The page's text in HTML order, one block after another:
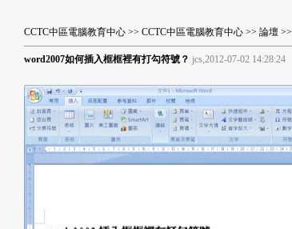
CCTC中區電腦教育中心 >> CCTC中區電腦教育中心 >> 論壇 >>
word2007如何插入框框裡有打勾符號？ jcs,2012-07-02 14:28:24